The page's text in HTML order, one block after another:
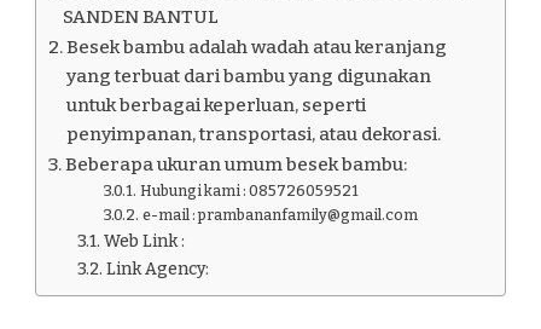
BANTUL
SANDEN BANTUL
Besek bambu adalah wadah atau keranjang
yang terbuat dari bambu yang digunakan
untuk berbagai keperluan, seperti
penyimpanan, transportasi, atau dekorasi.
Beberapa ukuran umum besek bambu:
Hubungi kami : 085726059521
e-mail : prambananfamily@gmail.com
Web Link :
Link Agency: